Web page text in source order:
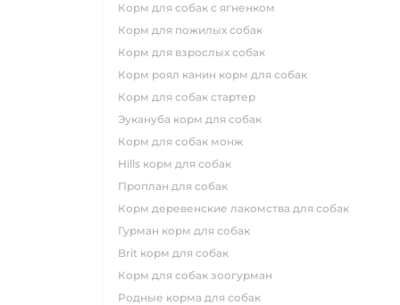
корм для собак с ягненком
корм для пожилых собак
корм для взрослых собак
корм роял канин корм для собак
корм для собак стартер
эукануба корм для собак
корм для собак монж
hills корм для собак
проплан для собак
корм деревенские лакомства для собак
гурман корм для собак
brit корм для собак
корм для собак зоогурман
родные корма для собак